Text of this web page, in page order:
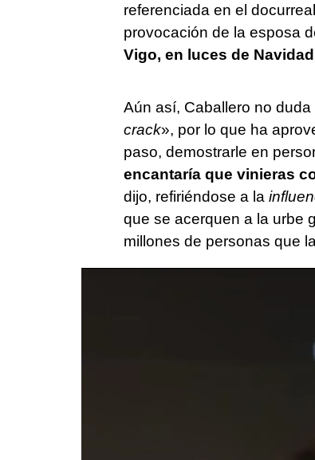
referenciada en el
provocación de la esposa
Vigo, en luces de
Aún así, Caballero no
crack», por lo que ha
paso, demostrarle en
encantaría que vinieras
dijo, refiriéndose a la
que se acerquen a la urbe
millones de personas que